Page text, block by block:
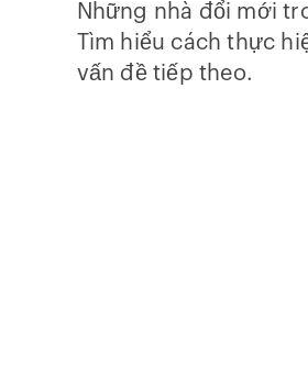
Những nhà đổi mới
Tìm hiểu cách thực
vấn đề tiếp theo.